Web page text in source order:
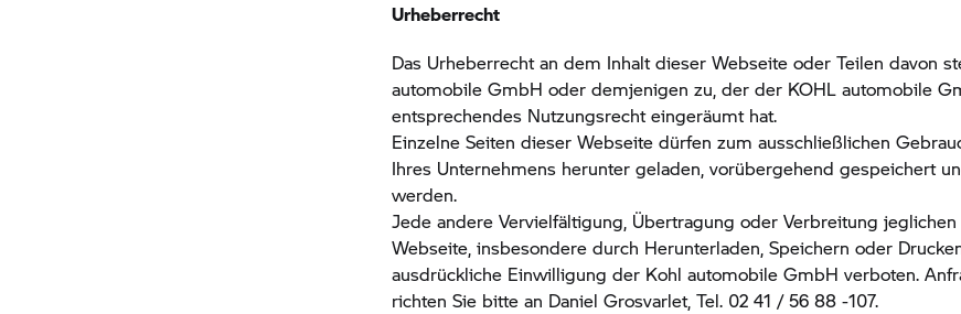
Urheberrecht
Das Urheberrecht an dem Inhalt dieser Webseite oder Teilen davon
automobile GmbH oder demjenigen zu, der der KOHL automobile
entsprechendes Nutzungsrecht eingeräumt hat.
Einzelne Seiten dieser Webseite dürfen zum ausschließlichen
Ihres Unternehmens herunter geladen, vorübergehend gespeichert
werden.
Jede andere Vervielfältigung, Übertragung oder Verbreitung
Webseite, insbesondere durch Herunterladen, Speichern oder
ausdrückliche Einwilligung der Kohl automobile GmbH verboten.
richten Sie bitte an Daniel Grosvarlet, Tel. 02 41 / 56 88 -107.